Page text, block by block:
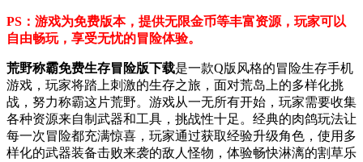
PS：游戏为免费版本，提供无限金币等丰富资源，玩家可以
自由畅玩，享受无忧的冒险体验。
荒野称霸免费生存冒险版下载是一款Q版风格的冒险生存手机
游戏，玩家将踏上刺激的生存之旅，面对荒岛上的多样化挑
战，努力称霸这片荒野。游戏从一无所有开始，玩家需要收集
各种资源来自制武器和工具，挑战性十足。经典的肉鸽玩法让
每一次冒险都充满惊喜，玩家通过获取经验升级角色，使用多
样化的武器装备击败来袭的敌人怪物，体验畅快淋漓的割草乐